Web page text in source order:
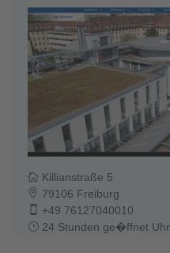
Killianstraße 5
79106 Freiburg
+49 76127040010
24 Stunden ge�ffnet Uhr